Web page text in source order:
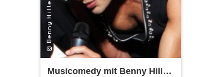
Musicomedy mit Benny Hiller